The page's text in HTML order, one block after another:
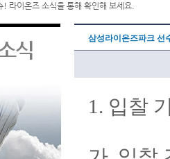
라이온즈 소식을 통해 확인해 보세요.
식 삼성라이온즈파크 선
1. 입찰